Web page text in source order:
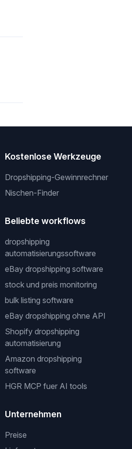
Kostenlose Werkzeuge
Dropshipping-Gewinnrechner
Nischen-Finder
Beliebte workflows
dropshipping
automatisierungssoftware
eBay dropshipping software
stock und preis monitoring
bulk listing software
eBay dropshipping ohne API
Shopify dropshipping
automatisierung
Amazon dropshipping
software
HGR MCP fuer AI tools
Unternehmen
Preise